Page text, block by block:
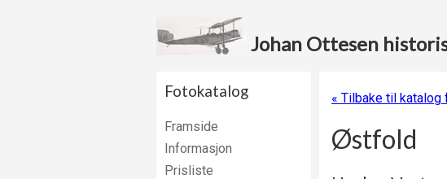
Johan Ottesen
Fotokatalog
Framside
Informasjon
Prisliste
« Tilbake til
Østfold